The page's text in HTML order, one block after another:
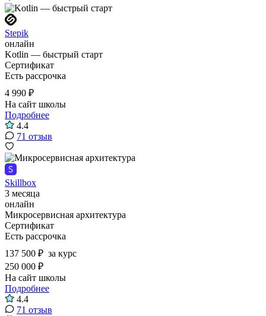
Stepik
онлайн
Kotlin — быстрый старт
Сертификат
Есть рассрочка
4 990 ₽
На сайт школы
Подробнее
4.4
71 отзыв
Skillbox
3 месяца
онлайн
Микросервисная архитектура
Сертификат
Есть рассрочка
137 500 ₽ за курс
250 000 ₽
На сайт школы
Подробнее
4.4
71 отзыв